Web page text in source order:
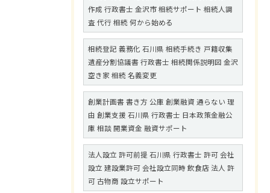
作成 行政書士 金沢市 相続サポート 相続人調
査 代行 相続 何から始める
相続登記 義務化 石川県 相続手続き 戸籍収集
遺産分割協議書 行政書士 相続関係説明図 金沢
空き家 相続 名義変更
創業計画書 書き方 公庫 創業融資 通らない 理
由 創業支援 石川県 行政書士 日本政策金融公
庫 相談 開業資金 融資サポート
法人設立 許可前提 石川県 行政書士 許可 会社
設立 建設業許可 会社設立同時 飲食店 法人 許
可 古物商 設立サポート